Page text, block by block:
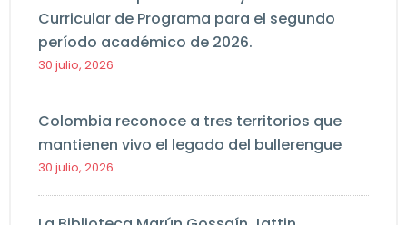
Curricular de Programa para el segundo
período académico de 2026.
30 julio, 2026
Colombia reconoce a tres territorios que
mantienen vivo el legado del bullerengue
30 julio, 2026